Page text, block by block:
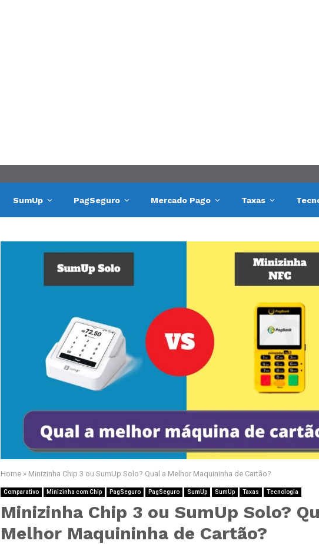
SumUp PagSeguro Mercado Pago Taxas
Home » Minizinha Chip 3 ou SumUp Solo? Qual a Melhor Maquininha de Cartão?
Comparativo Minizinha com Chip PagSeguro PagSeguro SumUp SumUp Taxas Tecnologia
Minizinha Chip 3 ou SumUp Solo?
Melhor Maquininha de Cartão?